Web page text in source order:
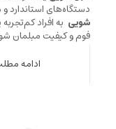
دستگاه‌های استاندارد
شویی به افراد
فوم و کیفیت مبلمان
ادامه